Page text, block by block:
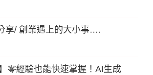
享/ 創業遇上的大小事….
零經驗也能快速掌握！AI生成